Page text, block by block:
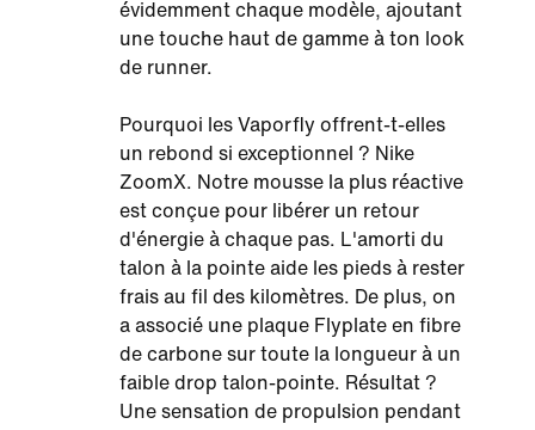
évidemment chaque modèle, ajoutant
une touche haut de gamme à ton look
de runner.
Pourquoi les Vaporfly offrent-t-elles
un rebond si exceptionnel ? Nike
ZoomX. Notre mousse la plus réactive
est conçue pour libérer un retour
d'énergie à chaque pas. L'amorti du
talon à la pointe aide les pieds à rester
frais au fil des kilomètres. De plus, on
a associé une plaque Flyplate en fibre
de carbone sur toute la longueur à un
faible drop talon-pointe. Résultat ?
Une sensation de propulsion pendant